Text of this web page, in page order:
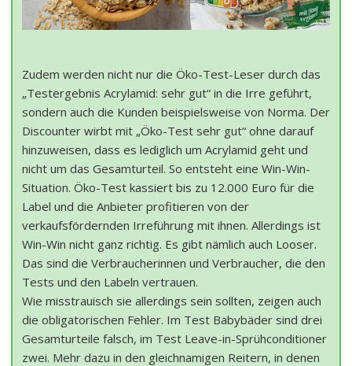
Zudem werden nicht nur die Öko-Test-Leser durch das
„Testergebnis Acrylamid: sehr gut“ in die Irre geführt,
sondern auch die Kunden beispielsweise von Norma. Der
Discounter wirbt mit „Öko-Test sehr gut“ ohne darauf
hinzuweisen, dass es lediglich um Acrylamid geht und
nicht um das Gesamturteil. So entsteht eine Win-Win-
Situation. Öko-Test kassiert bis zu 12.000 Euro für die
Label und die Anbieter profitieren von der
verkaufsfördernden Irreführung mit ihnen. Allerdings ist
Win-Win nicht ganz richtig. Es gibt nämlich auch Looser.
Das sind die Verbraucherinnen und Verbraucher, die den
Tests und den Labeln vertrauen.
Wie misstrauisch sie allerdings sein sollten, zeigen auch
die obligatorischen Fehler. Im Test Babybäder sind drei
Gesamturteile falsch, im Test Leave-in-Sprühconditioner
zwei. Mehr dazu in den gleichnamigen Reitern, in denen